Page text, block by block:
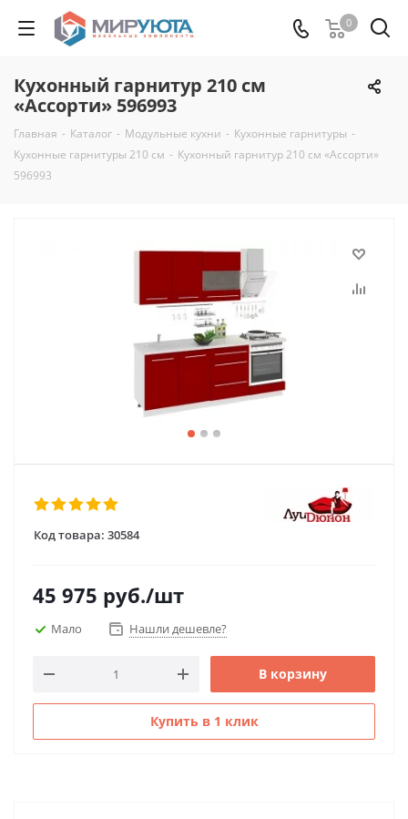
0
Кухонный гарнитур 210 см
«Ассорти» 596993
Главная - Каталог - Модульные кухни - Кухонные гарнитуры -
Кухонные гарнитуры 210 см - Кухонный гарнитур 210 см «Ассорти»
596993
Код товара: 30584
45 975 руб./шт
Мало Нашли дешевле?
В корзину
Купить в 1 клик